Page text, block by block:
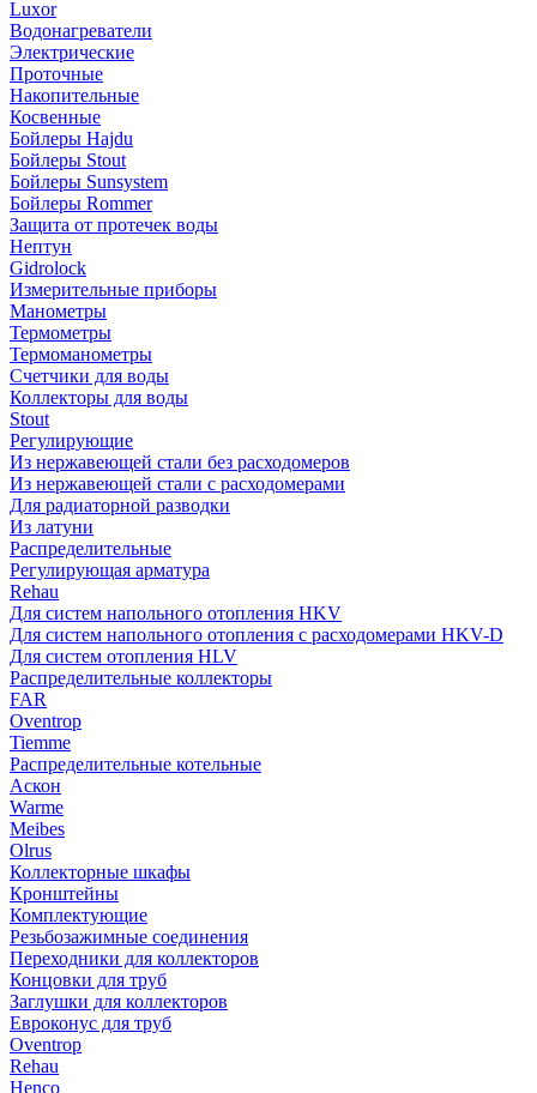
Luxor
Водонагреватели
Электрические
Проточные
Накопительные
Косвенные
Бойлеры Hajdu
Бойлеры Stout
Бойлеры Sunsystem
Бойлеры Rommer
Защита от протечек воды
Нептун
Gidrolock
Измерительные приборы
Манометры
Термометры
Термоманометры
Счетчики для воды
Коллекторы для воды
Stout
Регулирующие
Из нержавеющей стали без расходомеров
Из нержавеющей стали с расходомерами
Для радиаторной разводки
Из латуни
Распределительные
Регулирующая арматура
Rehau
Для систем напольного отопления HKV
Для систем напольного отопления с расходомерами HKV-D
Для систем отопления HLV
Распределительные коллекторы
FAR
Oventrop
Tiemme
Распределительные котельные
Аскон
Warme
Meibes
Olrus
Коллекторные шкафы
Кронштейны
Комплектующие
Резьбозажимные соединения
Переходники для коллекторов
Концовки для труб
Заглушки для коллекторов
Евроконус для труб
Oventrop
Rehau
Henco